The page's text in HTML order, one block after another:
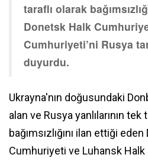
taraflı olarak
Donetsk Halk
Cumhuriyeti’ni Rusya
duyurdu.
Ukrayna'nın doğusundaki
alan ve Rusya yanlılarının tek
bağımsızlığını ilan ettiği
Cumhuriyeti ve Luhansk